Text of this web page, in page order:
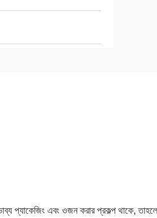
প্যাকেজিং এবং ওজন করার প্রকল্প থাকে,